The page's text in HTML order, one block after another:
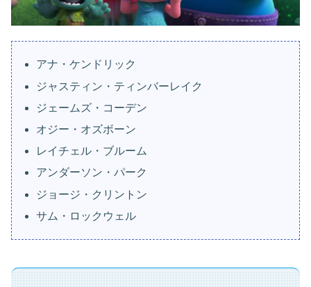
アナ・ケンドリック
ジャスティン・ティンバーレイク
ジェームズ・コーデン
オジー・オズボーン
レイチェル・ブルーム
アンダーソン・パーク
ジョージ・クリントン
サム・ロックウェル